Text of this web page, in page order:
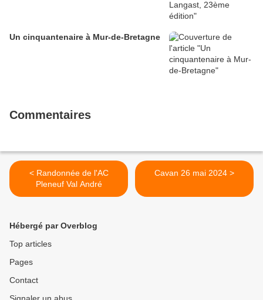
Un cinquantenaire à Mur-de-Bretagne
Commentaires
< Randonnée de l'AC
Pleneuf Val André
Cavan 26 mai 2024 >
Hébergé par Overblog
Top articles
Pages
Contact